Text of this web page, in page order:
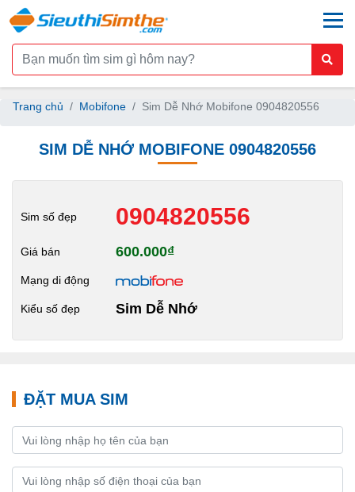
Trang chủ Mobifone Sim Dễ Nhớ Mobifone 0904820556
SIM DỄ NHỚ MOBIFONE 0904820556
Sim số đẹp 0904820556
Giá bán 600.000₫
Mạng di động
Kiểu số đẹp Sim Dễ Nhớ
ĐẶT MUA SIM